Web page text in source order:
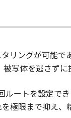
リングが可能
写体を逃さずに
ートを設定で
極限まで抑え